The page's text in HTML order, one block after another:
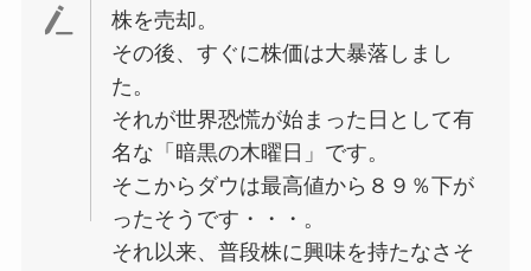
株を売却。
その後、すぐに株価は大暴落しまし
た。
それが世界恐慌が始まった日として有
名な「暗黒の木曜日」です。
そこからダウは最高値から８９％下が
ったそうです・・・。
それ以来、普段株に興味を持たなさそ